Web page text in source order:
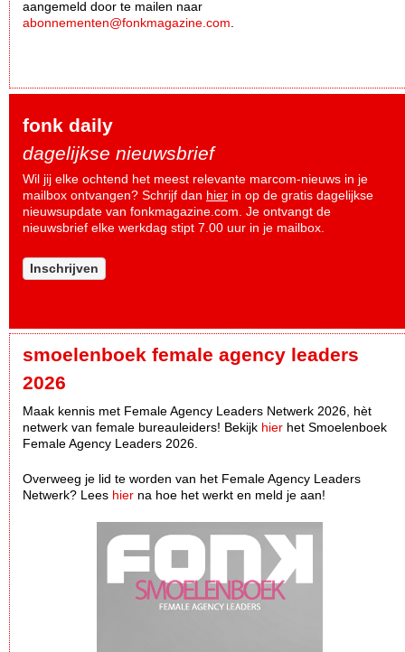
aangemeld door te mailen naar
abonnementen@fonkmagazine.com
fonk daily
dagelijkse nieuwsbrief
Wil jij elke ochtend het meest relevante marcom-nieuws in je
mailbox ontvangen? Schrijf dan hier in op de gratis dagelijkse
nieuwsupdate van fonkmagazine.com. Je ontvangt de
nieuwsbrief elke werkdag stipt 7.00 uur in je mailbox.
Inschrijven
smoelenboek female agency leaders
2026
Maak kennis met Female Agency Leaders Netwerk 2026, hèt
netwerk van female bureauleiders! Bekijk hier het Smoelenboek
Female Agency Leaders 2026.
Overweeg je lid te worden van het Female Agency Leaders
Netwerk? Lees hier na hoe het werkt en meld je aan!